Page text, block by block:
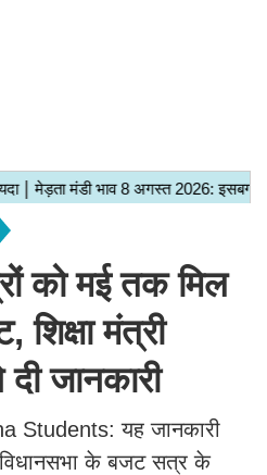
को मई तक मिल
मंत्री
जानकारी
Students: यह जानकारी
के बजट सत्र के